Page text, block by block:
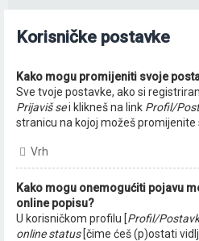
Korisničke postavke
Kako mogu promijeniti svoje
Sve tvoje postavke, ako si
Prijaviš sei klikneš na link Profil/
stranicu na kojoj možeš promijenite
Vrh
Kako mogu onemogućiti pojavu
online popisu?
U korisničkom profilu [Profil/
online status[čime ćeš (p)ostati